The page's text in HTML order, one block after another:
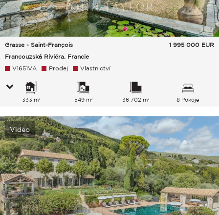
Grasse - Saint-François
Francouzská Riviéra, Francie
1 995 000 EUR
V1651VA Prodej Vlastnictví
333 m² 549 m² 36 702 m² 8 Pokoje
Video